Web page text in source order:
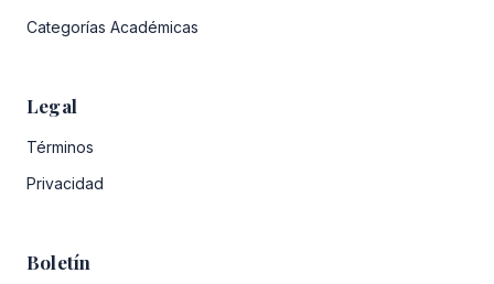
Categorías Académicas
Legal
Términos
Privacidad
Boletín